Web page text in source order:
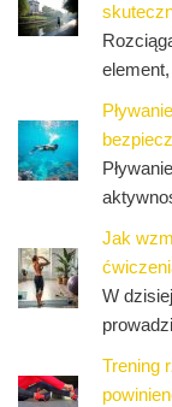
Jak
W
Trening